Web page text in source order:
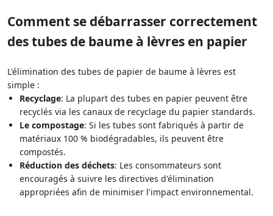
Comment se débarrasser correctement
des tubes de baume à lèvres en papier
L'élimination des tubes de papier de baume à lèvres est
simple :
Recyclage: La plupart des tubes en papier peuvent être
recyclés via les canaux de recyclage du papier standards.
Le compostage: Si les tubes sont fabriqués à partir de
matériaux 100 % biodégradables, ils peuvent être
compostés.
Réduction des déchets: Les consommateurs sont
encouragés à suivre les directives d'élimination
appropriées afin de minimiser l'impact environnemental.